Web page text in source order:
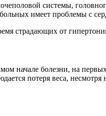
системы,
имеет проблемы с
страдающих от
начале болезни, на
потеря веса,